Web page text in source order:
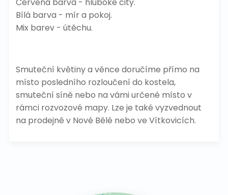
Červená barva - hluboké city.
Bílá barva - mír a pokoj.
Mix barev - útěchu.
Smuteční květiny a věnce doručíme přímo na
místo posledního rozloučení do kostela,
smuteční síně nebo na vámi určené místo v
rámci rozvozové mapy. Lze je také vyzvednout
na prodejně v Nové Bělé nebo ve Vítkovicích.